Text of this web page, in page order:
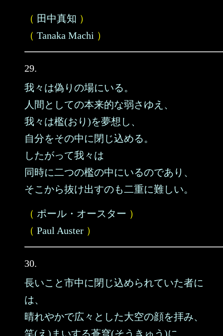
（ 田中真知 ）
（ Tanaka Machi ）
29.
我々は偽りの場にいる。
人間としての本来的な弱さゆえ、
我々は檻(おり)を夢想し、
自分をその中に閉じ込める。
したがって我々は
同時に二つの檻の中にいるのであり、
そこから抜け出すのも二重に難しい。
（ ポール・オースター ）
（ Paul Auster ）
30.
長いこと市中に閉じ込められていた者に
は、
晴れやかで広々とした大空の顔を拝み、
笑(え)まいする蒼穹(そうきゅう)に